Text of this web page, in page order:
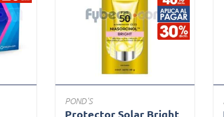
POND'S
Protector Solar Bright